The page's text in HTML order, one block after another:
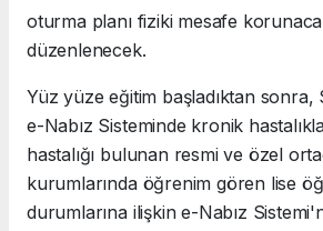
oturma planı fiziki mesafe
düzenlenecek.
Yüz yüze eğitim başladıktan sonra,
e-Nabız Sisteminde kronik
hastalığı bulunan resmi ve özel
kurumlarında öğrenim gören lise
durumlarına ilişkin e-Nabız